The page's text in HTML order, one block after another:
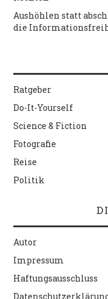
Aushöhlen statt
die
Ratgeber
Do-It-Yourself
Science & Fiction
Fotografie
Reise
Politik
Autor
Impressum
Haftungsausschluss